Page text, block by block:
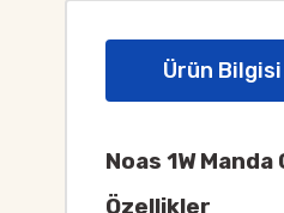
Ürün Bilgisi
Noas 1W
Özellikler